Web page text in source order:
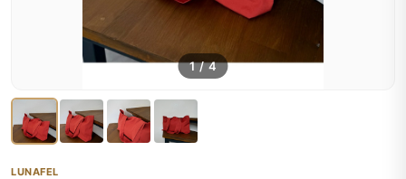
1/4
LUNAFEL